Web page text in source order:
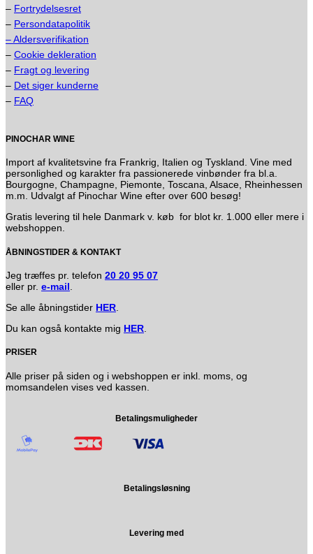
– Fortrydelsesret
– Persondatapolitik
– Aldersverifikation
– Cookie dekleration
– Fragt og levering
– Det siger kunderne
– FAQ
PINOCHAR WINE
Import af kvalitetsvine fra Frankrig, Italien og Tyskland. Vine med
personlighed og karakter fra passionerede vinbønder fra bl.a.
Bourgogne, Champagne, Piemonte, Toscana, Alsace, Rheinhessen
m.m. Udvalgt af Pinochar Wine efter over 600 besøg!
Gratis levering til hele Danmark v. køb for blot kr. 1.000 eller mere i
webshoppen.
ÅBNINGSTIDER & KONTAKT
Jeg træffes pr. telefon 20 20 95 07
eller pr. e-mail
Se alle åbningstider HER
Du kan også kontakte mig HER
PRISER
Alle priser på siden og i webshoppen er inkl. moms, og
momsandelen vises ved kassen.
Betalingsmuligheder
Betalingsløsning
Levering med